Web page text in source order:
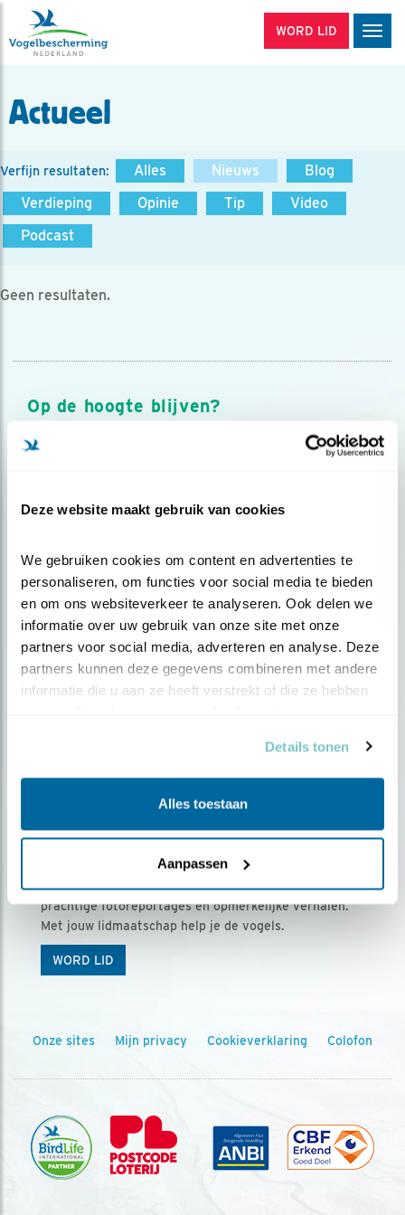
Deze website maakt gebruik van cookies
We gebruiken cookies om content en advertenties te
personaliseren, om functies voor social media te bieden
en om ons websiteverkeer te analyseren. Ook delen we
informatie over uw gebruik van onze site met onze
partners voor social media, adverteren en analyse. Deze
partners kunnen deze gegevens combineren met andere
informatie die u aan ze heeft verstrekt of die ze hebben
Details tonen
Alles toestaan
Aanpassen
WORD LID
Actueel
Verfijn resultaten: Alles Nieuws
Blog
Verdieping
Opinie Tip
Video
Podcast
Geen resultaten.
Op de hoogte blijven?
Meld je aan en ontvang nieuws, inspiratie, acties en tips
over vogels en activiteiten van Vogelbescherming.
Ontvang 5 x Vogels voor € 36,00 per jaar
Vogels is het tijdschrift voor onze leden, met
prachtige fotoreportages en opmerkelijke verhalen.
Met jouw lidmaatschap help je de vogels.
WORD LID
Onze sites Mijn privacy Cookieverklaring Colofon